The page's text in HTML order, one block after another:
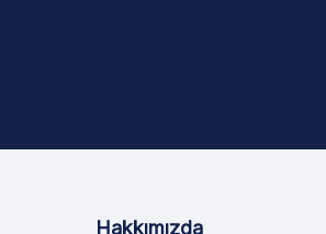
Hakkımızda